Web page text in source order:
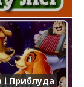
і Приблуда